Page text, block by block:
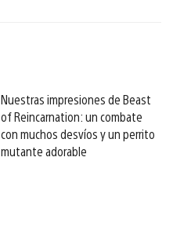
Nuestras impresiones de Beast
of Reincarnation: un combate
con muchos desvíos y un perrito
mutante adorable